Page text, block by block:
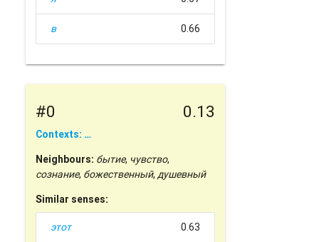
в 0.66
#0 0.13
Contexts: …
Neighbours: бытие, чувство,
сознание, божественный,душевный
Similar senses:
этот 0.63